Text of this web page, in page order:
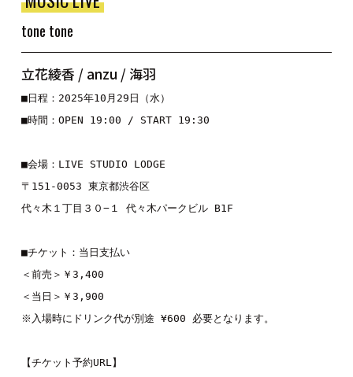
tone tone
立花綾香 / anzu / 海羽
■日程：2025年10月29日（水）
■時間：OPEN 19:00 / START 19:30
■会場：LIVE STUDIO LODGE
〒151-0053 東京都渋谷区
代々木１丁目３０−１ 代々木パークビル B1F
■チケット：当日支払い
＜前売＞￥3,400
＜当日＞￥3,900
※入場時にドリンク代が別途 ¥600 必要となります。
【チケット予約URL】